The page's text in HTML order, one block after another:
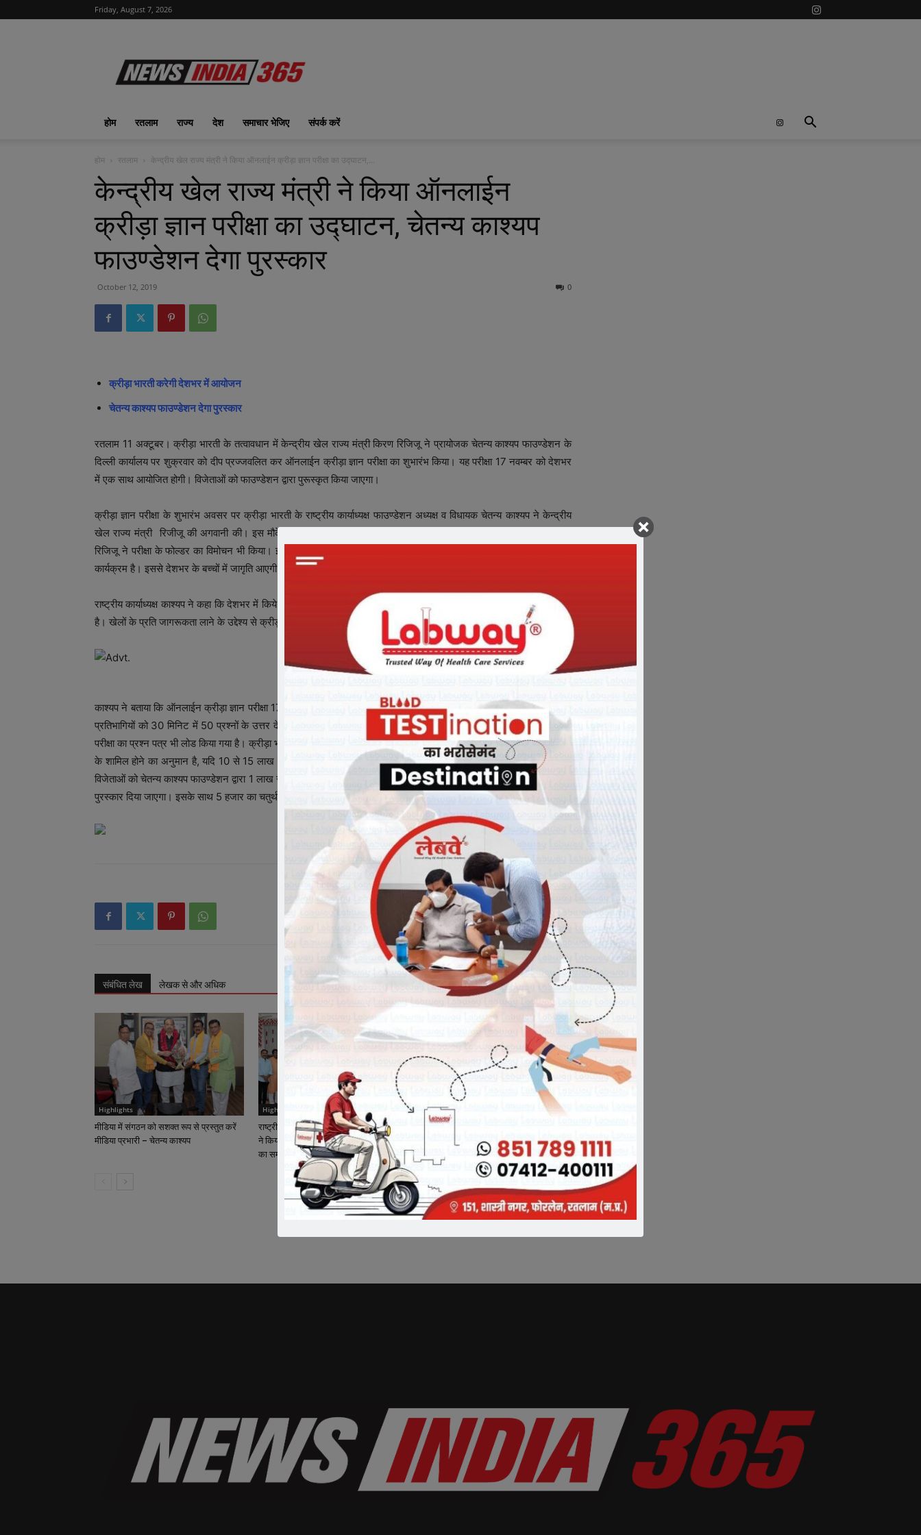
Friday, August 7, 2026
India
365
|
का
फीवर
होम रतलाम राज्य देश समाचार भेजिए संपर्क करें
होम रतलाम केन्द्रीय खेल राज्य मंत्री ने किया ऑनलाईन क्रीड़ा ज्ञान परीक्षा का उद्घाटन,...
केन्द्रीय खेल राज्य मंत्री ने किया ऑनलाईन
क्रीड़ा ज्ञान परीक्षा का उद्घाटन, चेतन्य काश्यप
फाउण्डेशन देगा पुरस्कार
October 12, 2019 0
क्रीड़ा भारती करेगी देशभर में आयोजन
चेतन्य काश्यप फाउण्डेशन देगा पुरस्कार
रतलाम 11 अक्टूबर। क्रीड़ा भारती के तत्वावधान में केन्द्रीय खेल राज्य मंत्री किरण रिजिजू ने प्रायोजक चेतन्य काश्यप फाउण्डेशन के
दिल्ली कार्यालय पर शुक्रवार को दीप प्रज्जवलित कर ऑनलाईन क्रीड़ा ज्ञान परीक्षा का शुभारंभ किया। यह परीक्षा 17 नवम्बर को देशभर
में एक साथ आयोजित होगी। विजेताओं को फाउण्डेशन द्वारा पुरूस्कृत किया जाएगा।
क्रीड़ा ज्ञान परीक्षा के शुभारंभ अवसर पर क्रीड़ा भारती के राष्ट्रीय कार्याध्यक्ष फाउण्डेशन अध्यक्ष व विधायक चेतन्य काश्यप ने केन्द्रीय
खेल राज्य मंत्री रिजीजू की अगवानी की। इस मौके पर क्रीड़ा भारती के राष्ट्रीय महामंत्री राज चौधरी उपस्थित थे। केन्द्रीय मंत्री
रिजिजू ने परीक्षा के फोल्डर का विमोचन भी किया। इस अवसर पर रिजिजू ने कहा कि क्रीड़ा भारती का वर्तमान समय के लिए यह अनूठा
कार्यक्रम है। इससे देशभर के बच्चों में जागृति आएगी।
राष्ट्रीय कार्याध्यक्ष काश्यप ने कहा कि देशभर में किये गए सर्वे में यह तथ्य सामने आया है कि खेल के बारे में बच्चों को सामान्य जानकारी नहीं
है। खेलों के प्रति जागरूकता लाने के उद्देश्य से क्रीड़ा भारती ने देशभर में ऑनलाईन क्रीड़ा ज्ञान परीक्षा आयोजित की है।
काश्यप ने बताया कि ऑनलाईन क्रीड़ा ज्ञान परीक्षा 17 नवम्बर को प्रात: 10 बजे से आयोजित होगी जिसमें सभी विद्यार्थी शामिल हो सकेंगे।
प्रतिभागियों को 30 मिनिट में 50 प्रश्नों के उत्तर देना होंगे। कार्यक्रम शुभारंभ के साथ ही आज से वेबसाईड प्रारंभ हो चुकी है जिस पर
परीक्षा का प्रश्न पत्र भी लोड किया गया है। क्रीड़ा भारती का देशभर के लगभग 450 जिलों में प्रभाव है जहां से लगभग 5 लाख विद्यार्थियों
के शामिल होने का अनुमान है, यदि 10 से 15 लाख लोग भी शामिल हुए तो फाउण्डेशन द्वारा व्यवस्था सुनिश्चित की जाएगी। इस परीक्षा के
विजेताओं को चेतन्य काश्यप फाउण्डेशन द्वारा 1 लाख रुपए का पहला पुरस्कार, 50 हजार रुपए का द्वितीय पुरस्कार, 11 हजार रुपए का तृतीय
पुरस्कार दिया जाएगा। इसके साथ 5 हजार का चतुर्थ पुरस्कार प्रत्येक राज्य में 1 दिया जाएगा
संबंधित लेख लेखक से और अधिक
Highlights
मीडिया में संगठन को सशक्त रूप से प्रस्तुत करें
मीडिया प्रभारी – चेतन्य काश्यप
Highlights
राष्ट्रीय कार्याध्यक्ष व कैबिनेट मंत्री चेतन्य काश्यप
ने किया क्रीड़ा-भारती की अन्तर प्रान्तीय बैठक
का समापन
Breaking News
जिम्मेदारियों का ऐलान, भाजपा मे मीडिया प्रभारी
व सहप्रभारी की नियुक्ति